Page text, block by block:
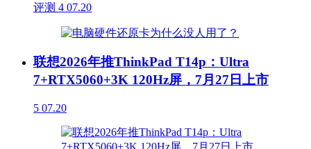
评测 4 07.20
联想2026年推ThinkPad T14p：Ultra
7+RTX5060+3K 120Hz屏，7月27日上市
5 07.20